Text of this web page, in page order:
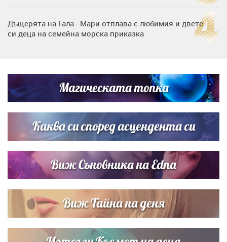
Дъщерята на Гала - Мари отплава с любимия и двете
си деца на семейна морска приказка
Димов издадоха своето любимо място
Дъщерята на Тодор Батков вдигна сватба, Стоичков и
Братя Аргирови я изненадаха с песен
Магическата топка
Каква си според асцендента си
Виж Съновника на Edna
Виж Тайна на деня